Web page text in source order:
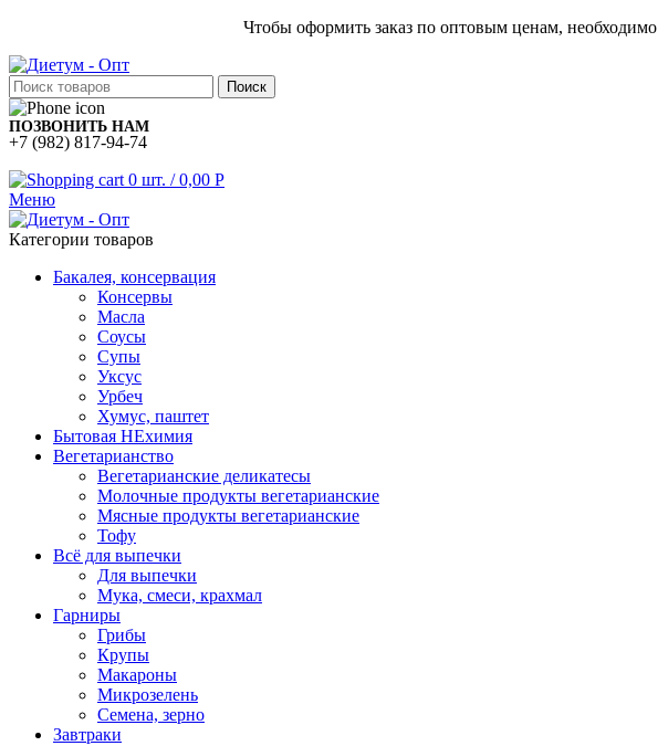
Чтобы оформить заказ по оптовым ценам, необходимо
Поиск
ПОЗВОНИТЬ НАМ
+7 (982) 817-94-74
0 шт. / 0,00 Р
Меню
Категории товаров
Бакалея, консервация
Консервы
Масла
Соусы
Супы
Уксус
Урбеч
Хумус, паштет
Бытовая НЕхимия
Вегетарианство
Вегетарианские деликатесы
Молочные продукты вегетарианские
Мясные продукты вегетарианские
Тофу
Всё для выпечки
Для выпечки
Мука, смеси, крахмал
Гарниры
Грибы
Крупы
Макароны
Микрозелень
Семена, зерно
Завтраки